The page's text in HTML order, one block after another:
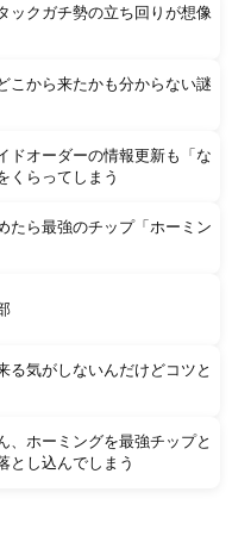
ックガチ勢の立ち回りが想像
こから来たかも分からない謎
ドオーダーの情報更新も「な
くらってしまう
たら最強のチップ「ホーミン
る気がしないんだけどコツと
、ホーミングを最強チップと
とし込んでしまう